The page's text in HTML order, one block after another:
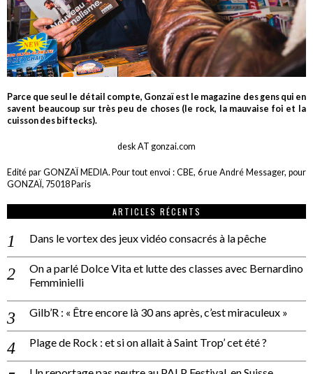
Parce que seul le détail compte, Gonzaï est le magazine des gens qui en
savent beaucoup sur très peu de choses (le rock, la mauvaise foi et la
cuisson des biftecks).
desk AT gonzai.com
Edité par GONZAÏ MEDIA. Pour tout envoi : CBE, 6 rue André Messager, pour
GONZAÏ, 75018 Paris
ARTICLES RÉCENTS
Dans le vortex des jeux vidéo consacrés à la pêche
On a parlé Dolce Vita et lutte des classes avec Bernardino
Femminielli
Gilb’R : « Être encore là 30 ans après, c’est miraculeux »
Plage de Rock : et si on allait à Saint Trop’ cet été ?